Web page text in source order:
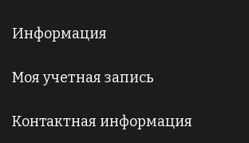
Информация
Моя учетная запись
Контактная информация